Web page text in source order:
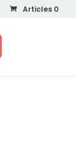
Articles 0